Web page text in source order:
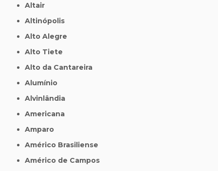
Altair
Altinópolis
Alto Alegre
Alto Tiete
Alto da Cantareira
Alumínio
Alvinlândia
Americana
Amparo
Américo Brasiliense
Américo de Campos